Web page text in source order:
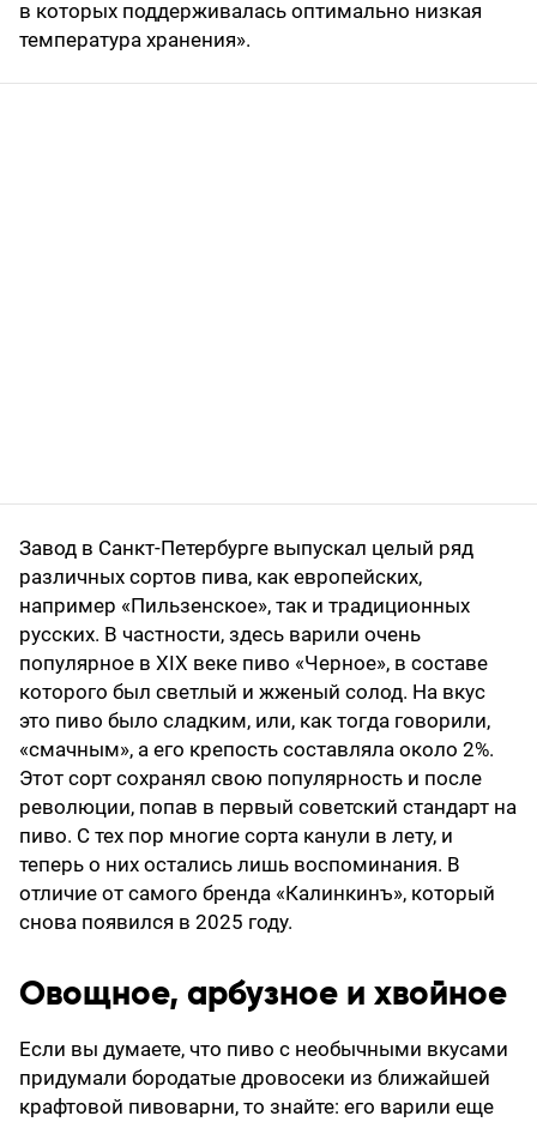
в которых поддерживалась оптимально низкая
температура хранения».
Завод в Санкт-Петербурге выпускал целый ряд
различных сортов пива, как европейских,
например «Пильзенское», так и традиционных
русских. В частности, здесь варили очень
популярное в XIX веке пиво «Черное», в составе
которого был светлый и жженый солод. На вкус
это пиво было сладким, или, как тогда говорили,
«смачным», а его крепость составляла около 2%.
Этот сорт сохранял свою популярность и после
революции, попав в первый советский стандарт на
пиво. С тех пор многие сорта канули в лету, и
теперь о них остались лишь воспоминания. В
отличие от самого бренда «Калинкинъ», который
снова появился в 2025 году.
Овощное, арбузное и хвойное
Если вы думаете, что пиво с необычными вкусами
придумали бородатые дровосеки из ближайшей
крафтовой пивоварни, то знайте: его варили еще